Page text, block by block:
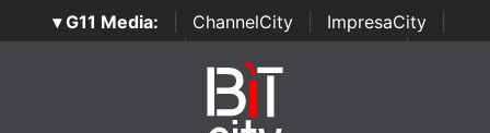
▾ G11 Media: ChannelCity ImpresaCity
SecurityOpenLab | Italian Channel Awards | Italian
Italian Security Awards